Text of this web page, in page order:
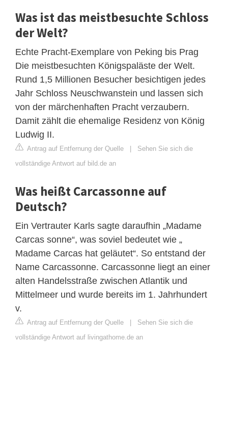
Was ist das meistbesuchte Schloss
der Welt?
Echte Pracht-Exemplare von Peking bis Prag
Die meistbesuchten Königspaläste der Welt.
Rund 1,5 Millionen Besucher besichtigen jedes
Jahr Schloss Neuschwanstein und lassen sich
von der märchenhaften Pracht verzaubern.
Damit zählt die ehemalige Residenz von König
Ludwig II.
Antrag auf Entfernung der Quelle | Sehen Sie sich die
vollständige Antwort auf bild.de an
Was heißt Carcassonne auf
Deutsch?
Ein Vertrauter Karls sagte daraufhin „Madame
Carcas sonne“, was soviel bedeutet wie „
Madame Carcas hat geläutet“. So entstand der
Name Carcassonne. Carcassonne liegt an einer
alten Handelsstraße zwischen Atlantik und
Mittelmeer und wurde bereits im 1. Jahrhundert
v.
Antrag auf Entfernung der Quelle | Sehen Sie sich die
vollständige Antwort auf livingathome.de an